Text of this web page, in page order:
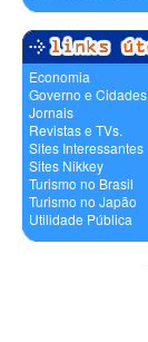
Economia
Governo e Cidades
Jornais
Revistas e TVs.
Sites Interessantes
Sites Nikkey
Turismo no Brasil
Turismo no Japão
Utilidade Pública